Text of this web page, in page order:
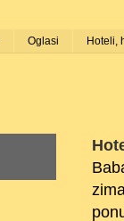
Oglasi Hoteli,